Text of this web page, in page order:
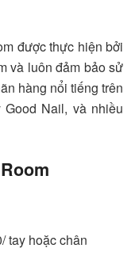
được thực hiện bởi
và luôn đảm bảo sử
hàng nổi tiếng trên
Nail, và nhiều
tay hoặc chân